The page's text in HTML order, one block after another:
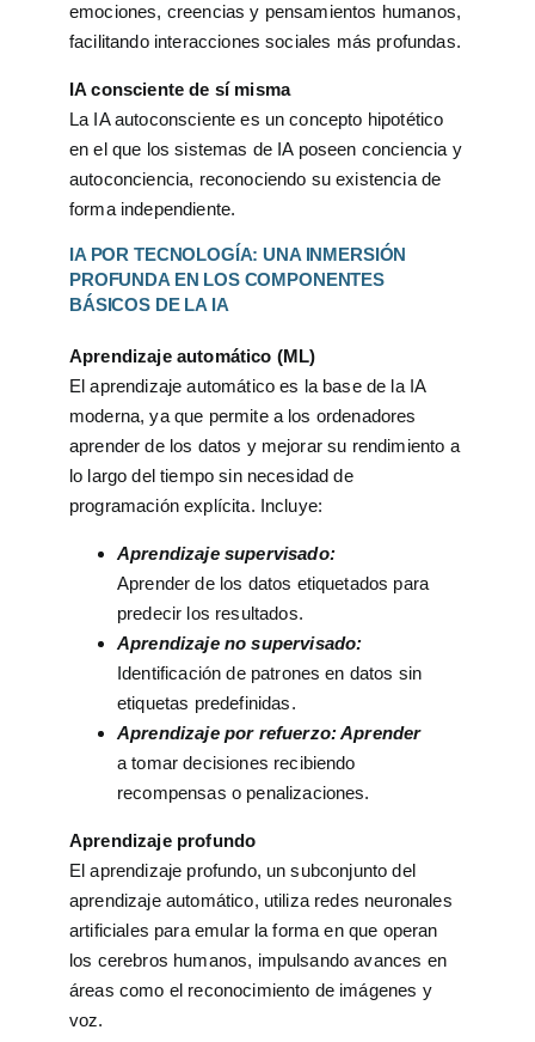
emociones, creencias y pensamientos humanos,
facilitando interacciones sociales más profundas.
IA consciente de sí misma
La IA autoconsciente es un concepto hipotético
en el que los sistemas de IA poseen conciencia y
autoconciencia, reconociendo su existencia de
forma independiente.
IA POR TECNOLOGÍA: UNA INMERSIÓN
PROFUNDA EN LOS COMPONENTES
BÁSICOS DE LA IA
Aprendizaje automático (ML)
El aprendizaje automático es la base de la IA
moderna, ya que permite a los ordenadores
aprender de los datos y mejorar su rendimiento a
lo largo del tiempo sin necesidad de
programación explícita. Incluye:
Aprendizaje supervisado:
Aprender de los datos etiquetados para
predecir los resultados.
Aprendizaje no supervisado:
Identificación de patrones en datos sin
etiquetas predefinidas.
Aprendizaje por refuerzo: Aprender
a tomar decisiones recibiendo
recompensas o penalizaciones.
Aprendizaje profundo
El aprendizaje profundo, un subconjunto del
aprendizaje automático, utiliza redes neuronales
artificiales para emular la forma en que operan
los cerebros humanos, impulsando avances en
áreas como el reconocimiento de imágenes y
voz.